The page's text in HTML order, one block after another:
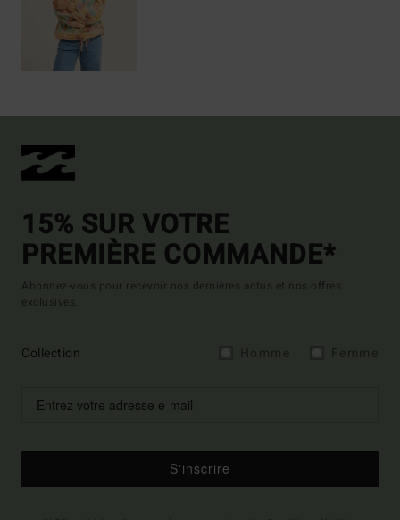
15% SUR VOTRE
PREMIÈRE COMMANDE*
Abonnez-vous pour recevoir nos dernières actus et nos offres
exclusives.
Collection
S'inscrire